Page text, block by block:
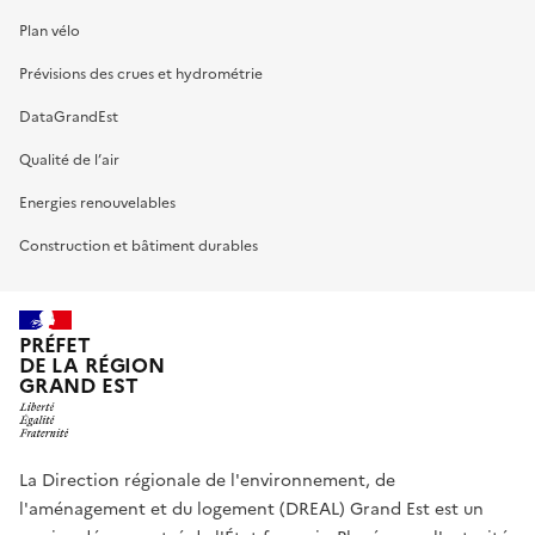
Plan vélo
Prévisions des crues et hydrométrie
DataGrandEst
Qualité de l’air
Energies renouvelables
Construction et bâtiment durables
PRÉFET
DE LA RÉGION
GRAND EST
La Direction régionale de l'environnement, de
l'aménagement et du logement (DREAL) Grand Est est un